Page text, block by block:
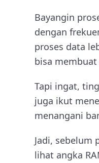
Bayangin
dengan
proses data
bisa membuat
Tapi ingat,
juga ikut
menangani
Jadi, sebelum
lihat angka